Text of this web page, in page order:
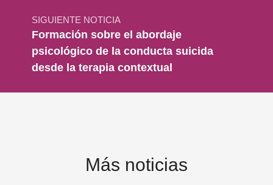
SIGUIENTE NOTICIA
Formación sobre el abordaje
psicológico de la conducta suicida
desde la terapia contextual
Más noticias